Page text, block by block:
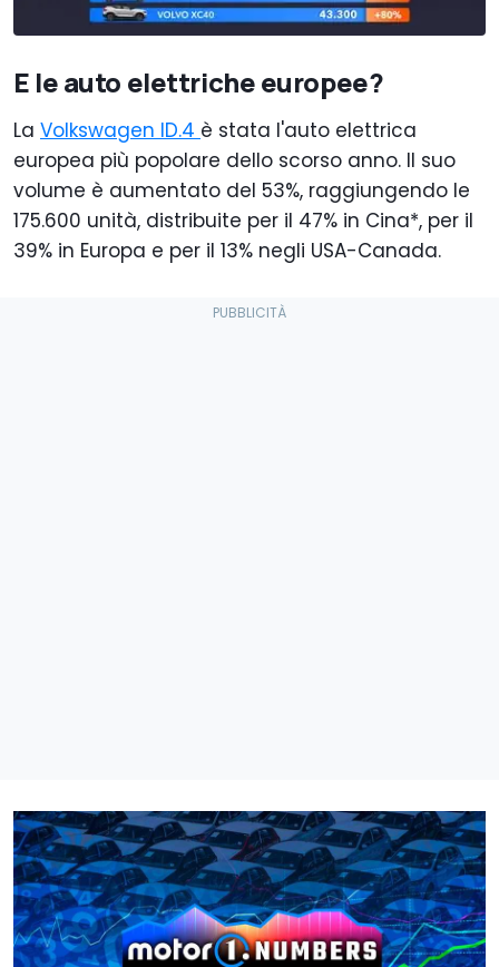
E le auto elettriche europee?
La Volkswagen ID.4 è stata l'auto elettrica
europea più popolare dello scorso anno. Il suo
volume è aumentato del 53%, raggiungendo le
175.600 unità, distribuite per il 47% in Cina*, per il
39% in Europa e per il 13% negli USA-Canada.